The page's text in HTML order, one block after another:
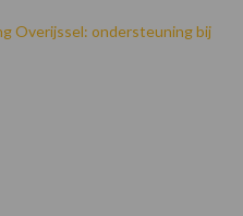
Overijssel: ondersteuning bij